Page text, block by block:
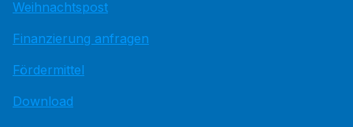
Weihnachtspost
Finanzierung anfragen
Fördermittel
Download